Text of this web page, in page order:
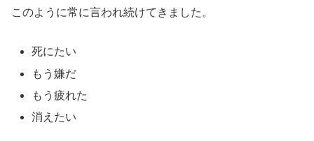
このように常に言われ続けてきました。
死にたい
もう嫌だ
もう疲れた
消えたい